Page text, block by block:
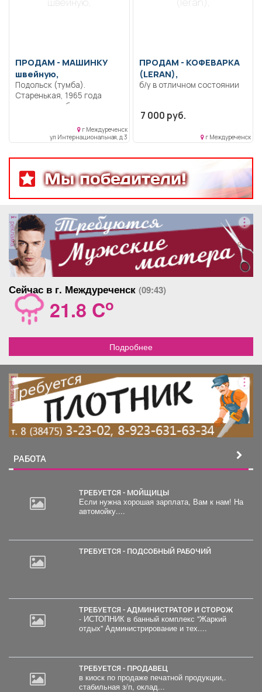
ПРОДАМ - МАШИНКУ
швейную,
Подольск (тумба).
Старенькая, 1965 года
выпуска, в рабочем
г Междуреченск
ул Интернациональная, д 3
ПРОДАМ - КОФЕВАРКА
(LERAN),
б/у в отличном состоянии
7 000 руб.
г Междуреченск
Мы победители!
реклама
Сейчас в г. Междуреченск (09:43)
21.8 Co
Подробнее
реклама
РАБОТА
ТРЕБУЕТСЯ - МОЙЩИЦЫ
Если нужна хорошая зарплата, Вам к нам! На
автомойку....
ТРЕБУЕТСЯ - ПОДСОБНЫЙ РАБОЧИЙ
ТРЕБУЕТСЯ - АДМИНИСТРАТОР И СТОРОЖ
- ИСТОПНИК в банный комплекс "Жаркий
отдых" Администрирование и тех....
ТРЕБУЕТСЯ - ПРОДАВЕЦ
в киоск по продаже печатной продукции,.
стабильная з/п, оклад...